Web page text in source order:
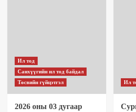
Ил тод
Санхүүгийн ил тод байдал
Төсвийн гүйцэтгэл
2026 оны 03 дугаар
Ил